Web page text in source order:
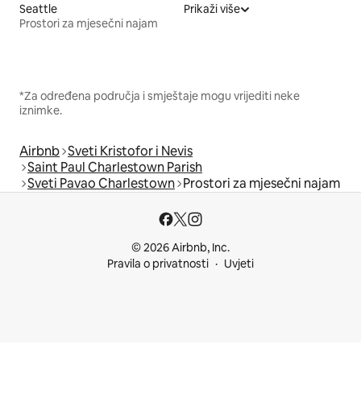
Seattle
Prostori za mjesečni najam
Prikaži više
*Za određena područja i smještaje mogu vrijediti neke
iznimke.
Airbnb Sveti Kristofor i Nevis
Saint Paul Charlestown Parish
Sveti Pavao Charlestown Prostori za mjesečni najam
© 2026 Airbnb, Inc.
Pravila o privatnosti
Uvjeti